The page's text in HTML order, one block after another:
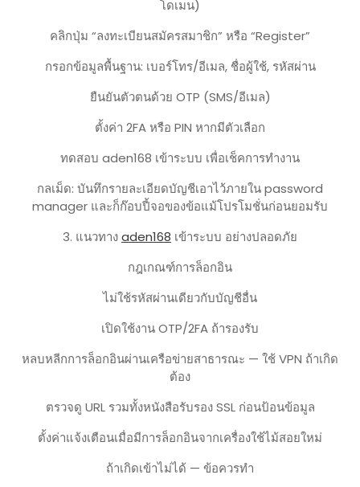
โดเมน)
คลิกปุ่ม “ลงทะเบียนสมัครสมาชิก” หรือ “Register”
กรอกข้อมูลพื้นฐาน: เบอร์โทร/อีเมล, ชื่อผู้ใช้, รหัสผ่าน
ยืนยันตัวตนด้วย OTP (SMS/อีเมล)
ตั้งค่า 2FA หรือ PIN หากมีตัวเลือก
ทดสอบ aden168 เข้าระบบ เพื่อเช็คการทำงาน
กลเม็ด: บันทึกรายละเอียดบัญชีเอาไว้ภายใน password
manager และก็ก๊อบปี้จอของข้อแม้โปรโมชั่นก่อนยอมรับ
3. แนวทางaden168 เข้าระบบ อย่างปลอดภัย
กฎเกณฑ์การล็อกอิน
ไม่ใช้รหัสผ่านเดียวกับบัญชีอื่น
เปิดใช้งาน OTP/2FA ถ้ารองรับ
หลบหลีกการล็อกอินผ่านเครือข่ายสาธารณะ — ใช้ VPN ถ้าเกิด
ต้อง
ตรวจดู URL รวมทั้งหนังสือรับรอง SSL ก่อนป้อนข้อมูล
ตั้งค่าแจ้งเตือนเมื่อมีการล็อกอินจากเครื่องใช้ไม้สอยใหม่
ถ้าเกิดเข้าไม่ได้ — ข้อควรทำ